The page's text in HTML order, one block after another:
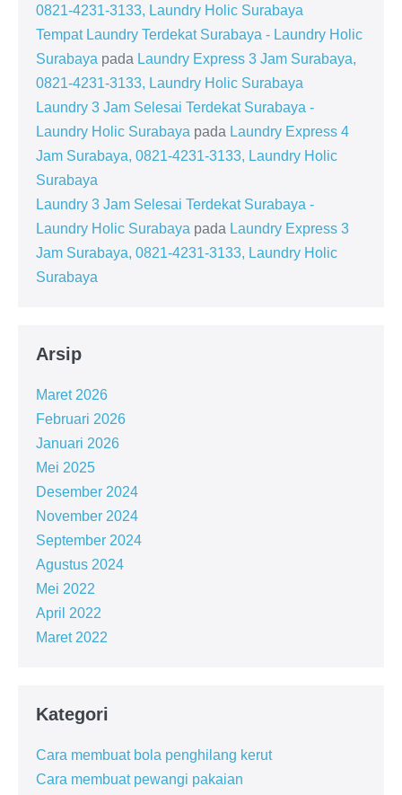
0821-4231-3133, Laundry Holic Surabaya
Tempat Laundry Terdekat Surabaya - Laundry Holic
Surabaya pada Laundry Express 3 Jam Surabaya,
0821-4231-3133, Laundry Holic Surabaya
Laundry 3 Jam Selesai Terdekat Surabaya -
Laundry Holic Surabaya pada Laundry Express 4
Jam Surabaya, 0821-4231-3133, Laundry Holic
Surabaya
Laundry 3 Jam Selesai Terdekat Surabaya -
Laundry Holic Surabaya pada Laundry Express 3
Jam Surabaya, 0821-4231-3133, Laundry Holic
Surabaya
Arsip
Maret 2026
Februari 2026
Januari 2026
Mei 2025
Desember 2024
November 2024
September 2024
Agustus 2024
Mei 2022
April 2022
Maret 2022
Kategori
Cara membuat bola penghilang kerut
Cara membuat pewangi pakaian